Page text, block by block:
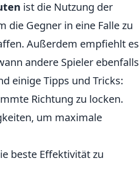
ist die Nutzung der
die Gegner in eine Falle zu
Außerdem empfiehlt es
andere Spieler ebenfalls
einige Tipps und Tricks:
Richtung zu locken.
um maximale
beste Effektivität zu